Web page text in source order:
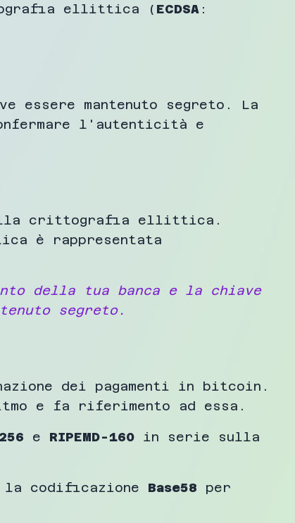
ellittica ( ECDSA :
essere mantenuto segreto. La
l'autenticità e
crittografia ellittica.
è rappresentata
della tua banca e la chiave
segreto.
dei pagamenti in bitcoin.
e fa riferimento ad essa.
e RIPEMD-160 in serie sulla
la codificazione Base58 per